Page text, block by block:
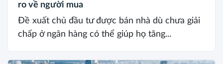
ro về người mua
Đề xuất chủ đầu tư được bán nhà dù chưa giải
chấp ở ngân hàng có thể giúp họ tăng...